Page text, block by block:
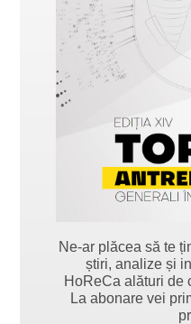
Ne-ar plăcea să te
știri, analize și
HoReCa alături de
La abonare vei